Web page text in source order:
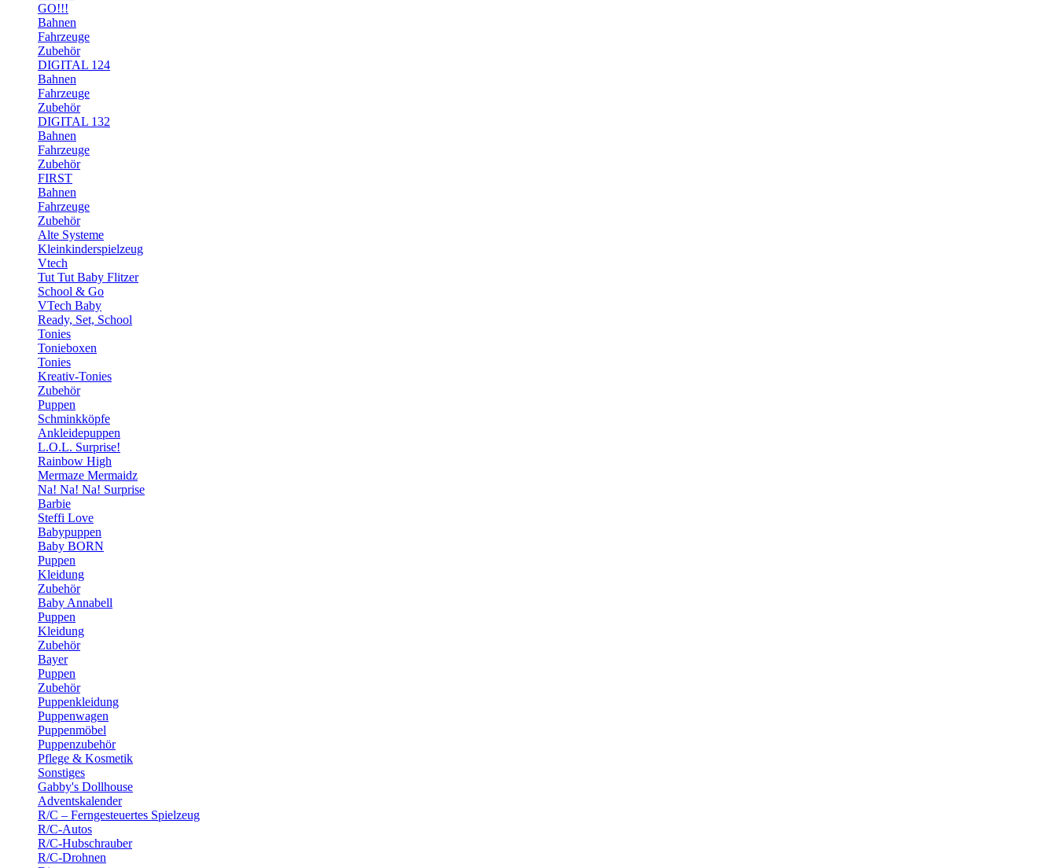
GO!!!
Bahnen
Fahrzeuge
Zubehör
DIGITAL 124
Bahnen
Fahrzeuge
Zubehör
DIGITAL 132
Bahnen
Fahrzeuge
Zubehör
FIRST
Bahnen
Fahrzeuge
Zubehör
Alte Systeme
Kleinkinderspielzeug
Vtech
Tut Tut Baby Flitzer
School & Go
VTech Baby
Ready, Set, School
Tonies
Tonieboxen
Tonies
Kreativ-Tonies
Zubehör
Puppen
Schminkköpfe
Ankleidepuppen
L.O.L. Surprise!
Rainbow High
Mermaze Mermaidz
Na! Na! Na! Surprise
Barbie
Steffi Love
Babypuppen
Baby BORN
Puppen
Kleidung
Zubehör
Baby Annabell
Puppen
Kleidung
Zubehör
Bayer
Puppen
Zubehör
Puppenkleidung
Puppenwagen
Puppenmöbel
Puppenzubehör
Pflege & Kosmetik
Sonstiges
Gabby's Dollhouse
Adventskalender
R/C – Ferngesteuertes Spielzeug
R/C-Autos
R/C-Hubschrauber
R/C-Drohnen